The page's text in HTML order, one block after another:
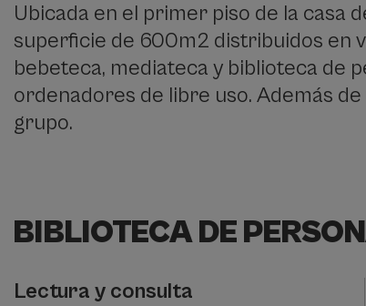
Ubicada en el primer piso de la casa
superficie de 600m2 distribuidos en
bebeteca, mediateca y biblioteca de
ordenadores de libre uso. Además
grupo.
BIBLIOTECA DE
Lectura y consulta